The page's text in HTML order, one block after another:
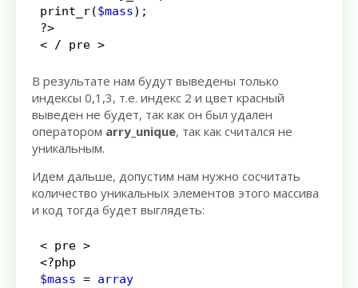
print_r($mass);
?>
< / pre >
В результате нам будут выведены только
индексы 0,1,3, т.е. индекс 2 и цвет красный
выведен не будет, так как он был удален
оператором arry_unique, так как считался не
уникальным.
Идем дальше, допустим нам нужно сосчитать
количество уникальных элементов этого массива
и код тогда будет выглядеть:
< pre >
<?php
$mass = array